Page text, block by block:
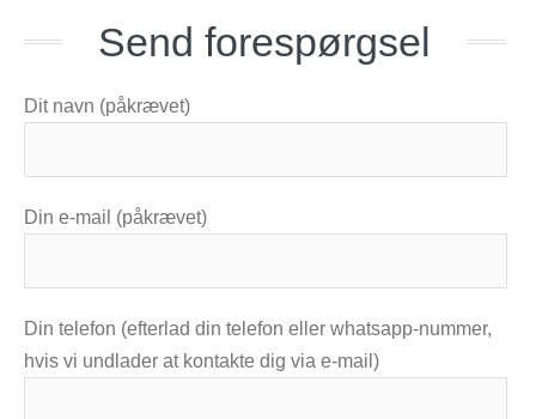
Send forespørgsel
Dit navn (påkrævet)
Din e-mail (påkrævet)
Din telefon (efterlad din telefon eller whatsapp-nummer,
hvis vi undlader at kontakte dig via e-mail)